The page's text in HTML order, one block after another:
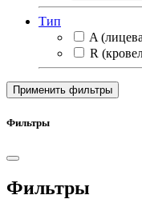
Тип
A
R
Применить фильтры
Фильтры
Фильтры